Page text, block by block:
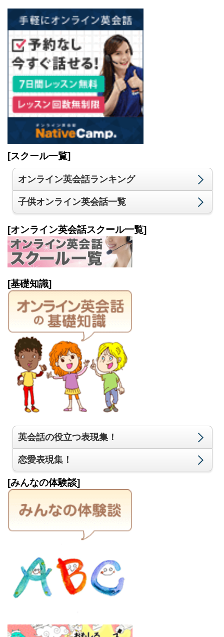
[スクール一覧]
オンライン英会話ランキング
子供オンライン英会話一覧
[オンライン英会話スクール一覧]
[基礎知識]
英会話の役立つ表現集！
恋愛表現集！
[みんなの体験談]